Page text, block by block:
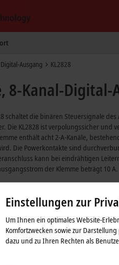
Ausgang KL2828
8-Kanal-Digital-
schaltet die binären Steuersignale
Die KL2828 ist verpolungssicher und
enthält acht 2-A-Kanäle,
Die Powerkontakte sind
kann bei eindrähtigen
der Klemme beträgt 10 A.
Einstellungen zur
Um Ihnen ein optimales Website-
Komfortzwecken sowie zur
dazu und zu Ihren Rechten als